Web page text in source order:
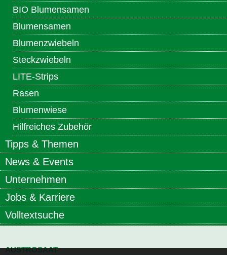
BIO Blumensamen
Blumensamen
Blumenzwiebeln
Steckzwiebeln
LITE-Strips
Rasen
Blumenwiese
Hilfreiches Zubehör
Tipps & Themen
News & Events
Unternehmen
Jobs & Karriere
Volltextsuche
AUSTROSAAT